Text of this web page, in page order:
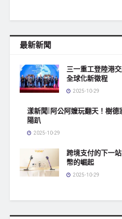
最新新聞
三一重工登陸港
全球化新徵程
2025-10-29
漾新聞|阿公阿嬤玩翻天！樹德
陽趴
2025-10-29
跨境支付的下一
幣的崛起
2025-10-29